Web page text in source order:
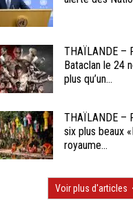
THAÏLANDE –
Bataclan le 24
plus qu’un...
THAÏLANDE –
six plus beaux
royaume...
Voir plus d'articles